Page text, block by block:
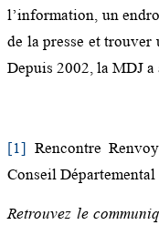
l’information, un
de la presse et
Depuis 2002, la MDJ
[1] Rencontre
Conseil
Retrouvez le